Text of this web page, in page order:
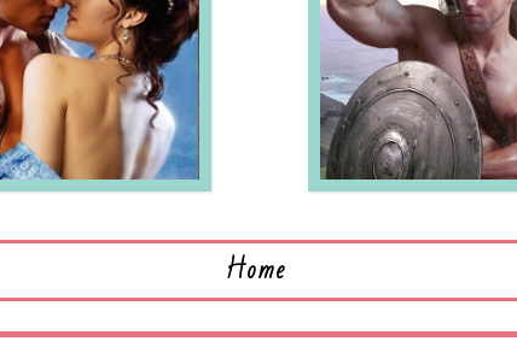
LEIA MAIS
Home